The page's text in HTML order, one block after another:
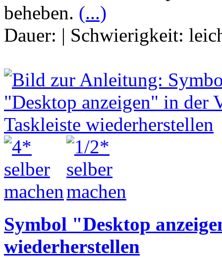
beheben. (...)
Dauer: | Schwierigkeit:
Symbol "Desktop
wiederherstellen